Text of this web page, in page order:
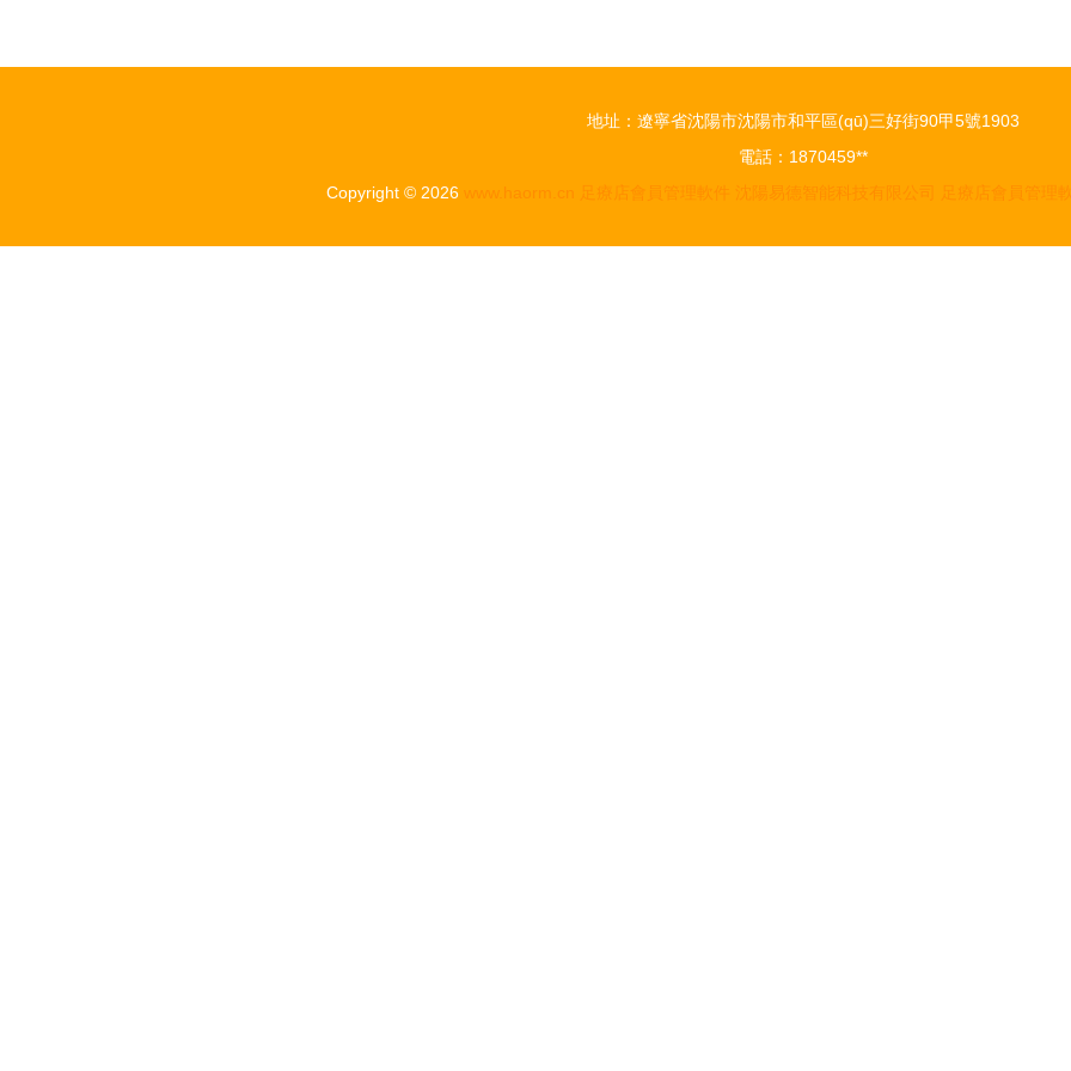
地址：遼寧省沈陽市沈陽市和平區(qū)三好街90甲5號1903
電話：1870459**
Copyright © 2026 www.haorm.cn 足療店會員管理軟件 沈陽易德智能科技有限公司 足療店會員管理軟